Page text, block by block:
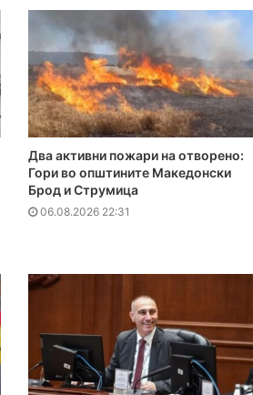
Два активни пожари на отворено:
Гори во општините Македонски
Брод и Струмица
06.08.2026 22:31